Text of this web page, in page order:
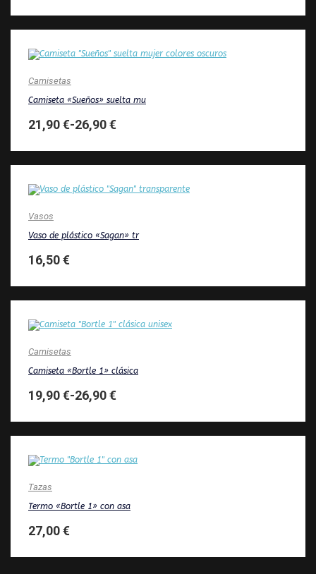
Camisetas
Camiseta «Sueños» suelta mu
21,90€-26,90€
Vasos
Vaso de plástico «Sagan» tr
16,50€
Camisetas
Camiseta «Bortle 1» clásica
19,90€-26,90€
Tazas
Termo «Bortle 1» con asa
27,00€